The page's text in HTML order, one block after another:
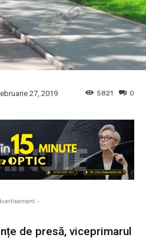
27, 2019 0
5821
-
de presă, viceprimarul